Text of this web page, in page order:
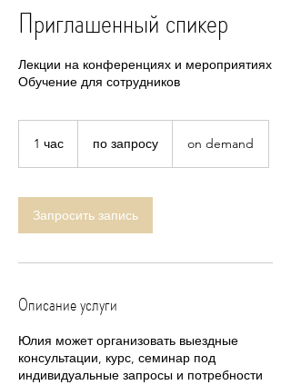
Приглашенный спикер
Лекции на конференциях и мероприятиях
Обучение для сотрудников
1 час по запросу on demand
Запросить запись
Описание услуги
Юлия может организовать выездные
консультации, курс, семинар под
индивидуальные запросы и потребности